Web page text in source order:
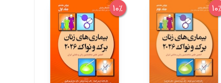
10%
10%